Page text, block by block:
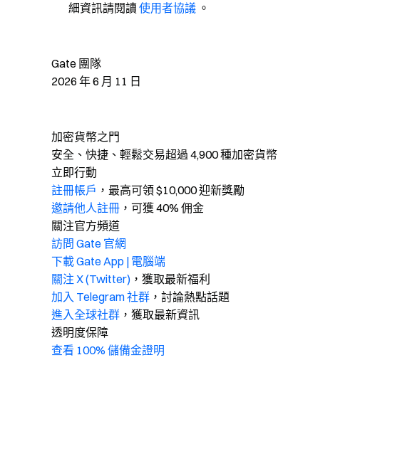
細資訊請閱讀使用者協議 。
Gate 團隊
2026 年 6 月 11 日
加密貨幣之門
安全、快捷、輕鬆交易超過 4,900 種加密貨幣
立即行動
註冊帳戶 ，最高可領 $10,000 迎新獎勵
邀請他人註冊 ，可獲 40% 佣金
關注官方頻道
訪問 Gate 官網
下載 Gate App | 電腦端
關注 X (Twitter) ，獲取最新福利
加入 Telegram 社群 ，討論熱點話題
進入全球社群 ，獲取最新資訊
透明度保障
查看 100% 儲備金證明